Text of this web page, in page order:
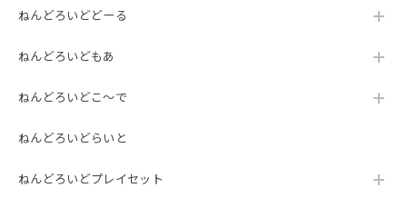
ねんどろいどどーる
ねんどろいどもあ
ねんどろいどこ～で
ねんどろいどらいと
ねんどろいどプレイセット